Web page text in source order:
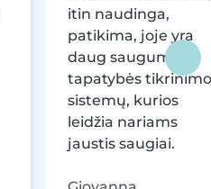
itin naudinga,
patikima, joje yra
daug saugumo ir
tapatybės tikrinimo
sistemų, kurios
leidžia nariams
jaustis saugiai.